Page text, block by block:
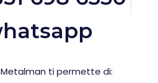
ti permette di: